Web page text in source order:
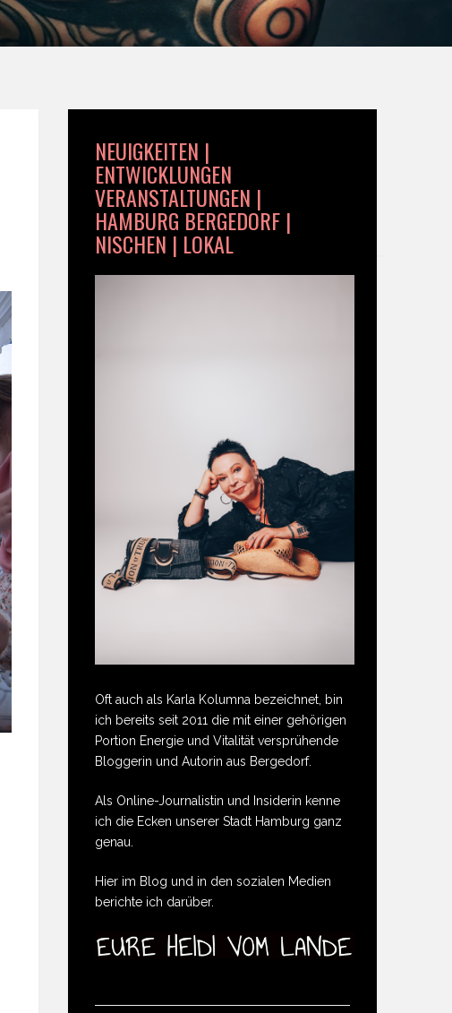
NEUIGKEITEN |
ENTWICKLUNGEN
VERANSTALTUNGEN |
HAMBURG BERGEDORF |
NISCHEN | LOKAL
Oft auch als Karla Kolumna bezeichnet, bin
ich bereits seit 2011 die mit einer gehörigen
Portion Energie und Vitalität versprühende
Bloggerin und Autorin aus Bergedorf.
Als Online-Journalistin und Insiderin kenne
ich die Ecken unserer Stadt Hamburg ganz
genau.
Hier im Blog und in den sozialen Medien
berichte ich darüber.